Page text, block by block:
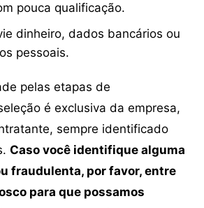
pouca qualificação.
dinheiro, dados bancários ou
pessoais.
pelas etapas de
é exclusiva da empresa,
sempre identificado
Caso você identifique alguma
fraudulenta, por favor, entre
para que possamos